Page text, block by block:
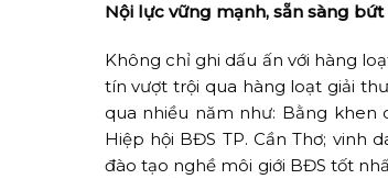
Nội lực vững mạnh, sẵn sàng
Không chỉ ghi dấu ấn với hàng
tín vượt trội qua hàng loạt giải
qua nhiều năm như: Bằng khen
Hiệp hội BĐS TP. Cần Thơ; vinh
đào tạo nghề môi giới BĐS tốt